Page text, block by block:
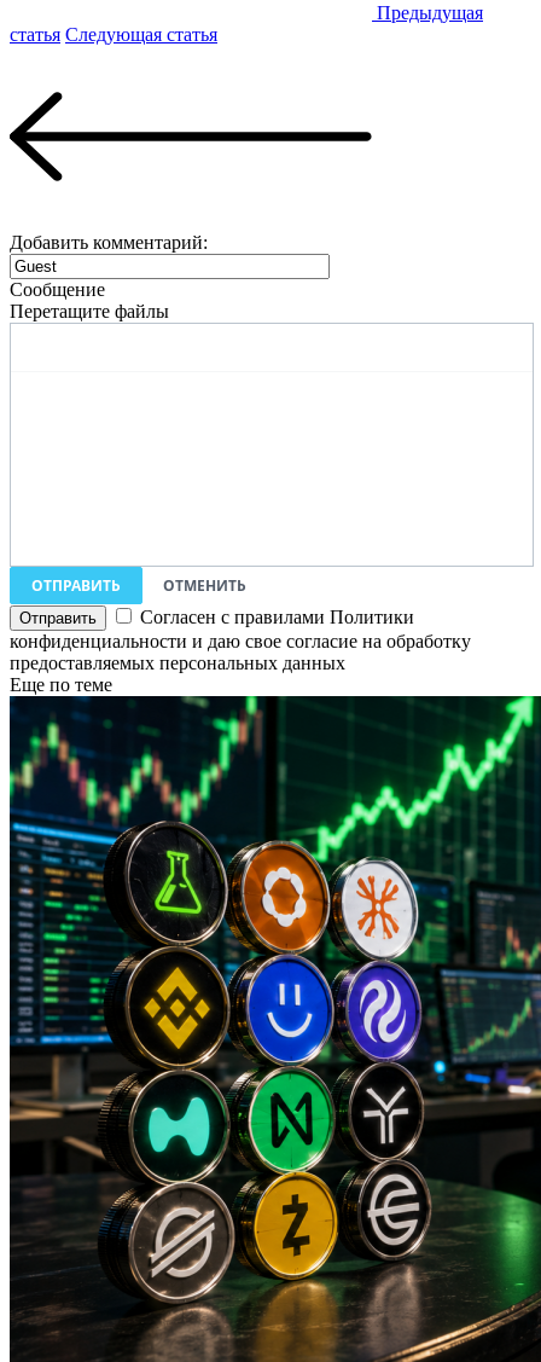
Предыдущая
статья Следующая статья
Добавить комментарий:
Сообщение
Перетащите файлы
ОТПРАВИТЬ
ОТМЕНИТЬ
Согласен с правилами Политики
конфиденциальности и даю свое согласие на обработку
предоставляемых персональных данных
Еще по теме